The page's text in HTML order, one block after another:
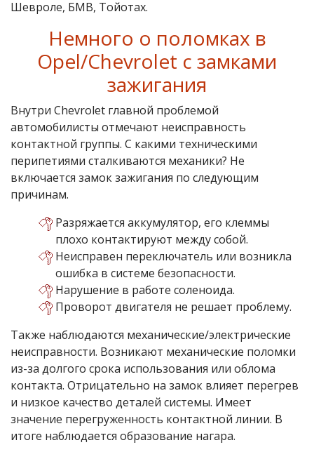
Шевроле, БМВ, Тойотах.
Немного о поломках в
Opel/Chevrolet с замками
зажигания
Внутри Chevrolet главной проблемой
автомобилисты отмечают неисправность
контактной группы. С какими техническими
перипетиями сталкиваются механики? Не
включается замок зажигания по следующим
причинам.
Разряжается аккумулятор, его клеммы
плохо контактируют между собой.
Неисправен переключатель или возникла
ошибка в системе безопасности.
Нарушение в работе соленоида.
Проворот двигателя не решает проблему.
Также наблюдаются механические/электрические
неисправности. Возникают механические поломки
из-за долгого срока использования или облома
контакта. Отрицательно на замок влияет перегрев
и низкое качество деталей системы. Имеет
значение перегруженность контактной линии. В
итоге наблюдается образование нагара.